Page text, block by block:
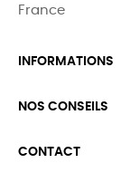
France
INFORMATIONS
NOS CONSEILS
CONTACT